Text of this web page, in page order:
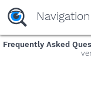
yaaaeag20
Navigation
Frequently Asked